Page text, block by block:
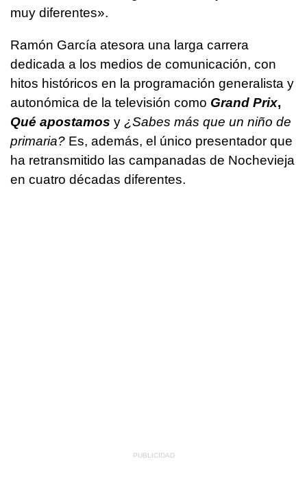
muy diferentes».
Ramón García atesora una larga carrera
dedicada a los medios de comunicación, con
hitos históricos en la programación generalista y
autonómica de la televisión como Grand Prix,
Qué apostamos y ¿Sabes más que un niño de
primaria? Es, además, el único presentador que
ha retransmitido las campanadas de Nochevieja
en cuatro décadas diferentes.